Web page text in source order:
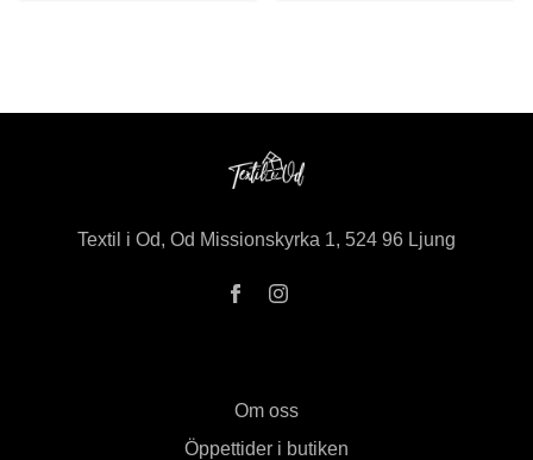
Textil i Od, Od Missionskyrka 1, 524 96 Ljung
Om oss
Öppettider i butiken